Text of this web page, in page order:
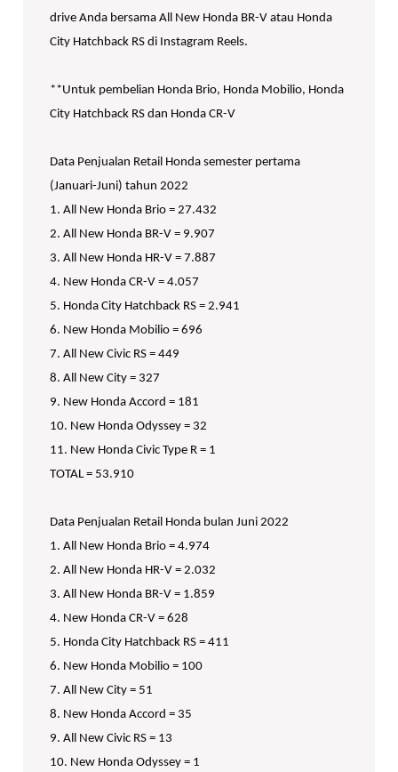
drive Anda bersama All New Honda BR-V atau Honda
City Hatchback RS di Instagram Reels.
**Untuk pembelian Honda Brio, Honda Mobilio, Honda
City Hatchback RS dan Honda CR-V
Data Penjualan Retail Honda semester pertama
(Januari-Juni) tahun 2022
1. All New Honda Brio = 27.432
2. All New Honda BR-V = 9.907
3. All New Honda HR-V = 7.887
4. New Honda CR-V = 4.057
5. Honda City Hatchback RS = 2.941
6. New Honda Mobilio = 696
7. All New Civic RS = 449
8. All New City = 327
9. New Honda Accord = 181
10. New Honda Odyssey = 32
11. New Honda Civic Type R = 1
TOTAL = 53.910
Data Penjualan Retail Honda bulan Juni 2022
1. All New Honda Brio = 4.974
2. All New Honda HR-V = 2.032
3. All New Honda BR-V = 1.859
4. New Honda CR-V = 628
5. Honda City Hatchback RS = 411
6. New Honda Mobilio = 100
7. All New City = 51
8. New Honda Accord = 35
9. All New Civic RS = 13
10. New Honda Odyssey = 1